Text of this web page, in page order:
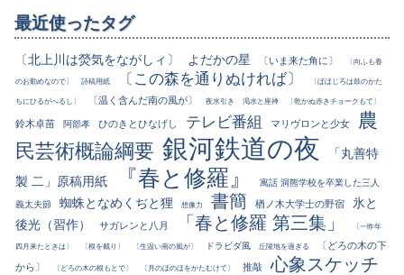
最近使ったタグ
〔北上川は熒気をながしィ〕 よだかの星 〔いま来た角に〕 〔向ふも春
のお勤めなので〕 詩稿用紙 〔この森を通りぬければ〕 〔ほほじろは鼓のかた
ちにひるがへるし〕 〔温く含んだ南の風が〕 夜水引き 渇水と座禅 〔乾かぬ赤きチョークもて〕
鈴木卓苗 阿部孝 ひのきとひなげし テレビ番組 マリヴロンと少女
農
民芸術概論綱要 銀河鉄道の夜
「丸善特
製 二」原稿用紙
『春と修羅』 寓話 洞熊学校を卒業した三人
義太夫節 蜘蛛となめくぢと狸 想像力 書簡 楢ノ木大学士の野宿
氷と
後光（習作）
サガレンと八月 「春と修羅 第三集」 〔一昨年
四月来たときは〕 〔根を截り〕 〔生温い南の風が〕 ドラビダ風 丘陵地を過ぎる
〔どろの木の下
から〕
〔どろの木の根もとで〕 〔月のほのほをかたむけて〕 推敲 心象スケッチ